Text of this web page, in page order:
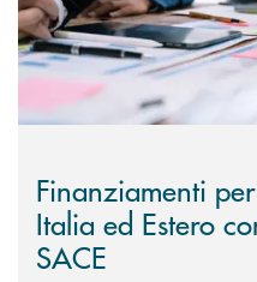
Finanziamenti
Italia ed Estero
SACE